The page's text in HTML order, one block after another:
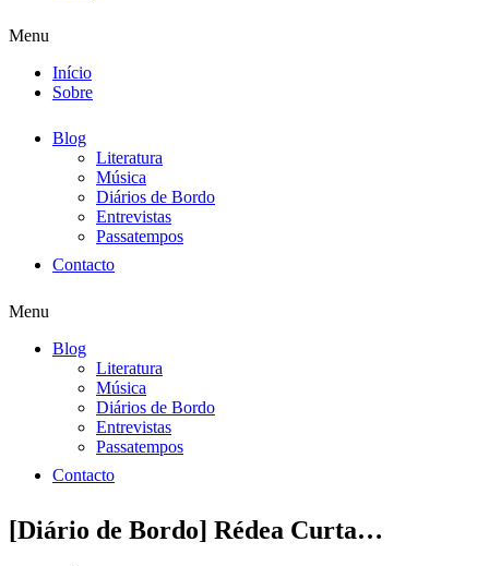
Menu
Início
Sobre
Blog
Literatura
Música
Diários de Bordo
Entrevistas
Passatempos
Contacto
Menu
Blog
Literatura
Música
Diários de Bordo
Entrevistas
Passatempos
Contacto
[Diário de Bordo] Rédea Curta…